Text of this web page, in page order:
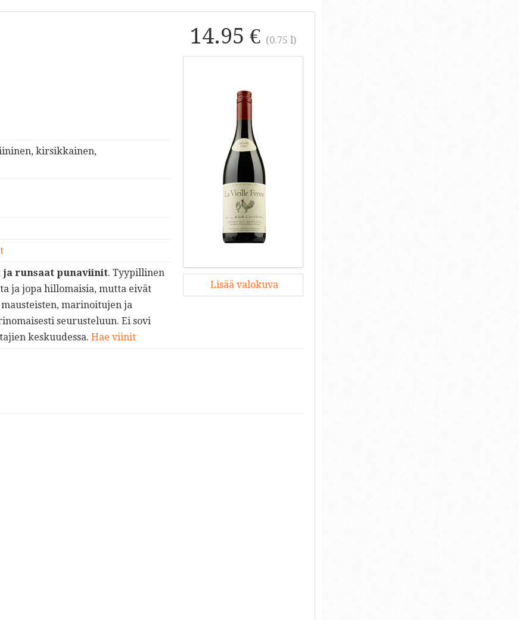
14.95 € (0.75 l)
Lisää valokuva
kirsikkainen,
ja runsaat punaviinit. Tyypillinen
ja jopa hillomaisia, mutta eivät
marinoitujen ja
seurusteluun. Ei sovi
keskuudessa. Hae viinit